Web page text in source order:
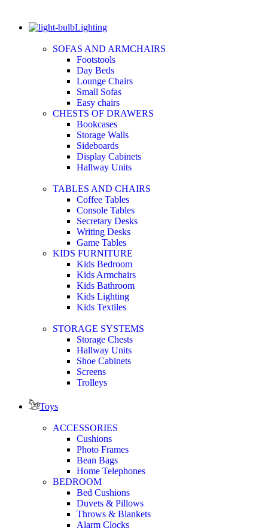
Lighting
SOFAS AND ARMCHAIRS
Footstools
Day Beds
Lounge Chairs
Small Sofas
Easy chairs
CHESTS OF DRAWERS
Bookcases
Storage Walls
Sideboards
Display Cabinets
Hallway Units
TABLES AND CHAIRS
Coffee Tables
Console Tables
Secretary Desks
Writing Desks
Game Tables
KIDS FURNITURE
Kids Bedroom
Kids Armchairs
Kids Bathroom
Kids Lighting
Kids Textiles
STORAGE SYSTEMS
Storage Chests
Hallway Units
Shoe Cabinets
Screens
Trolleys
Toys
ACCESSORIES
Cushions
Photo Frames
Bean Bags
Home Telephones
BEDROOM
Bed Cushions
Duvets & Pillows
Throws & Blankets
Alarm Clocks